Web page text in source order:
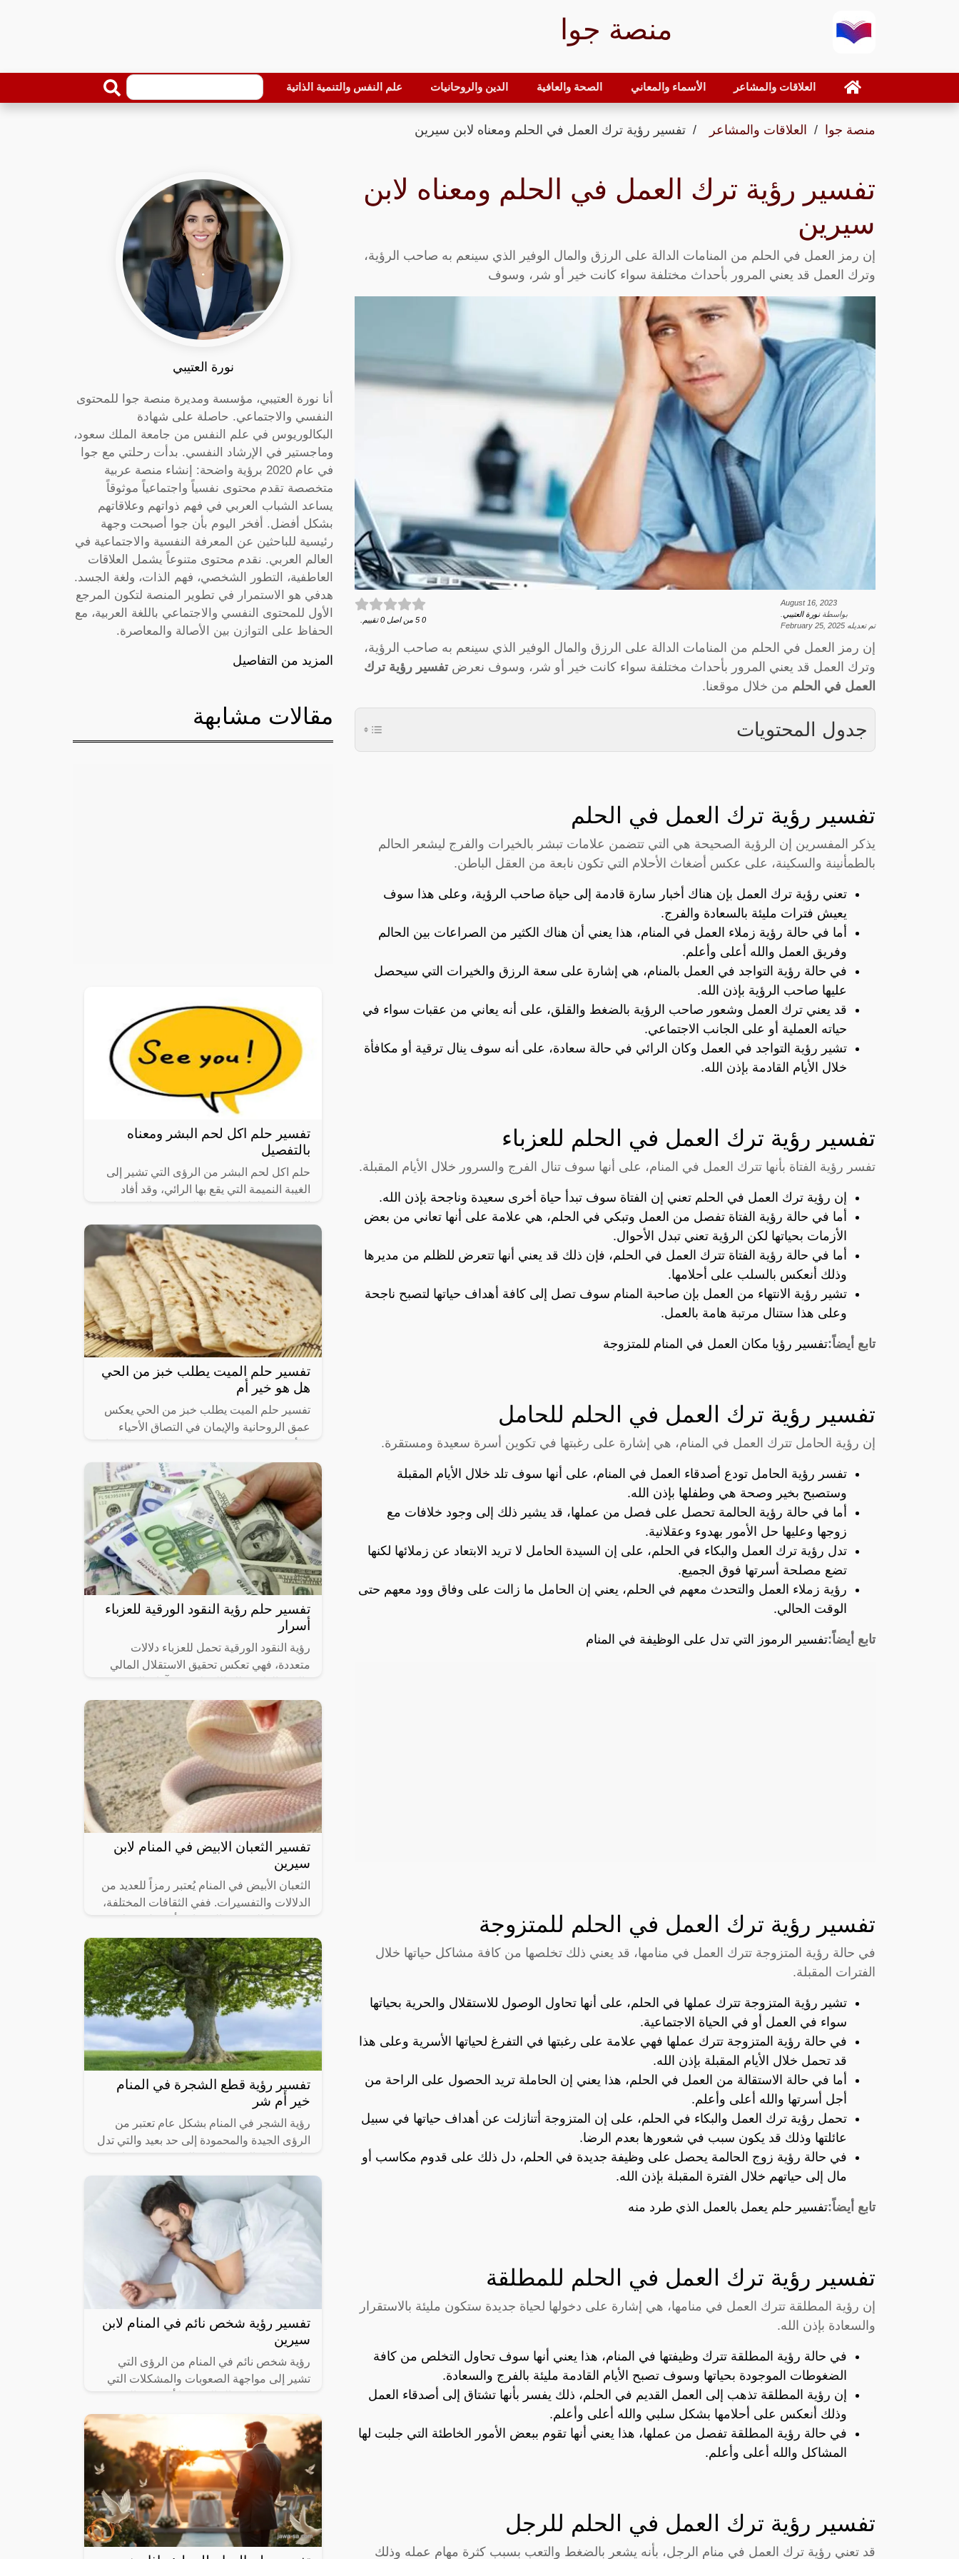
منصة جوا
العلاقات والمشاعر الأسماء والمعاني الصحة والعافية الدين والروحانيات علم النفس والتنمية الذاتية
منصة جوا العلاقات والمشاعر تفسير رؤية ترك العمل في الحلم ومعناه لابن سيرين
تفسير رؤية ترك العمل في الحلم ومعناه لابن
سيرين
إن رمز العمل في الحلم من المنامات الدالة على الرزق والمال الوفير الذي سينعم به صاحب الرؤية،
وترك العمل قد يعني المرور بأحداث مختلفة سواء كانت خير أو شر، وسوف
August 16, 2023
بواسطةنورة العتيبي
تم تعديله February 25, 2025
0
5 من اصل 0 تقييم.
إن رمز العمل في الحلم من المنامات الدالة على الرزق والمال الوفير الذي سينعم به صاحب الرؤية،
وترك العمل قد يعني المرور بأحداث مختلفة سواء كانت خير أو شر، وسوف نعرض تفسير رؤية ترك
العمل في الحلم من خلال موقعنا.
جدول المحتويات
تفسير رؤية ترك العمل في الحلم
يذكر المفسرين إن الرؤية الصحيحة هي التي تتضمن علامات تبشر بالخيرات والفرج ليشعر الحالم
بالطمأنينة والسكينة، على عكس أضغاث الأحلام التي تكون نابعة من العقل الباطن.
تعني رؤية ترك العمل بإن هناك أخبار سارة قادمة إلى حياة صاحب الرؤية، وعلى هذا سوف
يعيش فترات مليئة بالسعادة والفرج.
أما في حالة رؤية زملاء العمل في المنام، هذا يعني أن هناك الكثير من الصراعات بين الحالم
وفريق العمل والله أعلى وأعلم.
في حالة رؤية التواجد في العمل بالمنام، هي إشارة على سعة الرزق والخيرات التي سيحصل
عليها صاحب الرؤية بإذن الله.
قد يعني ترك العمل وشعور صاحب الرؤية بالضغط والقلق، على أنه يعاني من عقبات سواء في
حياته العملية أو على الجانب الاجتماعي.
تشير رؤية التواجد في العمل وكان الرائي في حالة سعادة، على أنه سوف ينال ترقية أو مكافأة
خلال الأيام القادمة بإذن الله.
تفسير رؤية ترك العمل في الحلم للعزباء
تفسر رؤية الفتاة بأنها تترك العمل في المنام، على أنها سوف تنال الفرج والسرور خلال الأيام المقبلة.
إن رؤية ترك العمل في الحلم تعني إن الفتاة سوف تبدأ حياة أخرى سعيدة وناجحة بإذن الله.
أما في حالة رؤية الفتاة تفصل من العمل وتبكي في الحلم، هي علامة على أنها تعاني من بعض
الأزمات بحياتها لكن الرؤية تعني تبدل الأحوال.
أما في حالة رؤية الفتاة تترك العمل في الحلم، فإن ذلك قد يعني أنها تتعرض للظلم من مديرها
وذلك أنعكس بالسلب على أحلامها.
تشير رؤية الانتهاء من العمل بإن صاحبة المنام سوف تصل إلى كافة أهداف حياتها لتصبح ناجحة
وعلى هذا ستنال مرتبة هامة بالعمل.
تابع أيضاً:تفسير رؤيا مكان العمل في المنام للمتزوجة
تفسير رؤية ترك العمل في الحلم للحامل
إن رؤية الحامل تترك العمل في المنام، هي إشارة على رغبتها في تكوين أسرة سعيدة ومستقرة.
تفسر رؤية الحامل تودع أصدقاء العمل في المنام، على أنها سوف تلد خلال الأيام المقبلة
وستصبح بخير وصحة هي وطفلها بإذن الله.
أما في حالة رؤية الحالمة تحصل على فصل من عملها، قد يشير ذلك إلى وجود خلافات مع
زوجها وعليها حل الأمور بهدوء وعقلانية.
تدل رؤية ترك العمل والبكاء في الحلم، على إن السيدة الحامل لا تريد الابتعاد عن زملائها لكنها
تضع مصلحة أسرتها فوق الجميع.
رؤية زملاء العمل والتحدث معهم في الحلم، يعني إن الحامل ما زالت على وفاق وود معهم حتى
الوقت الحالي.
تابع أيضاً:تفسير الرموز التي تدل على الوظيفة في المنام
تفسير رؤية ترك العمل في الحلم للمتزوجة
في حالة رؤية المتزوجة تترك العمل في منامها، قد يعني ذلك تخلصها من كافة مشاكل حياتها خلال
الفترات المقبلة.
تشير رؤية المتزوجة تترك عملها في الحلم، على أنها تحاول الوصول للاستقلال والحرية بحياتها
سواء في العمل أو في الحياة الاجتماعية.
في حالة رؤية المتزوجة تترك عملها فهي علامة على رغبتها في التفرغ لحياتها الأسرية وعلى هذا
قد تحمل خلال الأيام المقبلة بإذن الله.
أما في حالة الاستقالة من العمل في الحلم، هذا يعني إن الحاملة تريد الحصول على الراحة من
أجل أسرتها والله أعلى وأعلم.
تحمل رؤية ترك العمل والبكاء في الحلم، على إن المتزوجة أتنازلت عن أهداف حياتها في سبيل
عائلتها وذلك قد يكون سبب في شعورها بعدم الرضا.
في حالة رؤية زوج الحالمة يحصل على وظيفة جديدة في الحلم، دل ذلك على قدوم مكاسب أو
مال إلى حياتهم خلال الفترة المقبلة بإذن الله.
تابع أيضاً:تفسير حلم يعمل بالعمل الذي طرد منه
تفسير رؤية ترك العمل في الحلم للمطلقة
إن رؤية المطلقة تترك العمل في منامها، هي إشارة على دخولها لحياة جديدة ستكون مليئة بالاستقرار
والسعادة بإذن الله.
في حالة رؤية المطلقة تترك وظيفتها في المنام، هذا يعني أنها سوف تحاول التخلص من كافة
الضغوطات الموجودة بحياتها وسوف تصبح الأيام القادمة مليئة بالفرج والسعادة.
إن رؤية المطلقة تذهب إلى العمل القديم في الحلم، ذلك يفسر بأنها تشتاق إلى أصدقاء العمل
وذلك أنعكس على أحلامها بشكل سلبي والله أعلى وأعلم.
في حالة رؤية المطلقة تفصل من عملها، هذا يعني أنها تقوم ببعض الأمور الخاطئة التي جلبت لها
المشاكل والله أعلى وأعلم.
تفسير رؤية ترك العمل في الحلم للرجل
قد تعني رؤية ترك العمل في منام الرجل، بأنه يشعر بالضغط والتعب بسبب كثرة مهام عمله وذلك
نورة العتيبي
أنا نورة العتيبي، مؤسسة ومديرة منصة جوا للمحتوى
النفسي والاجتماعي. حاصلة على شهادة
البكالوريوس في علم النفس من جامعة الملك سعود،
وماجستير في الإرشاد النفسي. بدأت رحلتي مع جوا
في عام 2020 برؤية واضحة: إنشاء منصة عربية
متخصصة تقدم محتوى نفسياً واجتماعياً موثوقاً
يساعد الشباب العربي في فهم ذواتهم وعلاقاتهم
بشكل أفضل. أفخر اليوم بأن جوا أصبحت وجهة
رئيسية للباحثين عن المعرفة النفسية والاجتماعية في
العالم العربي. نقدم محتوى متنوعاً يشمل العلاقات
العاطفية، التطور الشخصي، فهم الذات، ولغة الجسد.
هدفي هو الاستمرار في تطوير المنصة لتكون المرجع
الأول للمحتوى النفسي والاجتماعي باللغة العربية، مع
الحفاظ على التوازن بين الأصالة والمعاصرة.
المزيد من التفاصيل
مقالات مشابهة
تفسير حلم اكل لحم البشر ومعناه
بالتفصيل
حلم اكل لحم البشر من الرؤى التي تشير إلى
الغيبة النميمة التي يقع بها الرائي، وقد أفاد
والتي تختلف باختلاف حالة
تفسير حلم الميت يطلب خبز من الحي
هل هو خير أم
تفسير حلم الميت يطلب خبز من الحي يعكس
عمق الروحانية والإيمان في التصاق الأحياء
والتغذية الروحية. يُظهر هذا الحلم
تفسير حلم رؤية النقود الورقية للعزباء
أسرار
رؤية النقود الورقية تحمل للعزباء دلالات
متعددة، فهي تعكس تحقيق الاستقلال المالي
والتحقق من تحقيق الأهداف. تساهم هذه
تفسير الثعبان الابيض في المنام لابن
سيرين
الثعبان الأبيض في المنام يُعتبر رمزاً للعديد من
الدلالات والتفسيرات. ففي الثقافات المختلفة،
وتغييرات في الحياة.
تفسير رؤية قطع الشجرة في المنام
خير أم شر
رؤية الشجر في المنام بشكل عام تعتبر من
الرؤى الجيدة والمحمودة إلى حد بعيد والتي تدل
المنام، كما أنها تحمل الكثير من
تفسير رؤية شخص نائم في المنام لابن
سيرين
رؤية شخص نائم في المنام من الرؤى التي
تشير إلى مواجهة الصعوبات والمشكلات التي
من الدلالات والتفسيرات المختلفة